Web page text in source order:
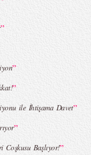
Bekrek 2015 Yaz Koleksiyonu
”
”
”
ile İhtişama Davet”
”
Coşkusu Başlıyor!”